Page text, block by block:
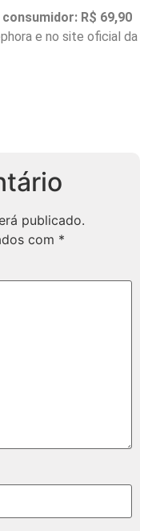
R$ 69,90
e no site oficial da
publicado.
com *